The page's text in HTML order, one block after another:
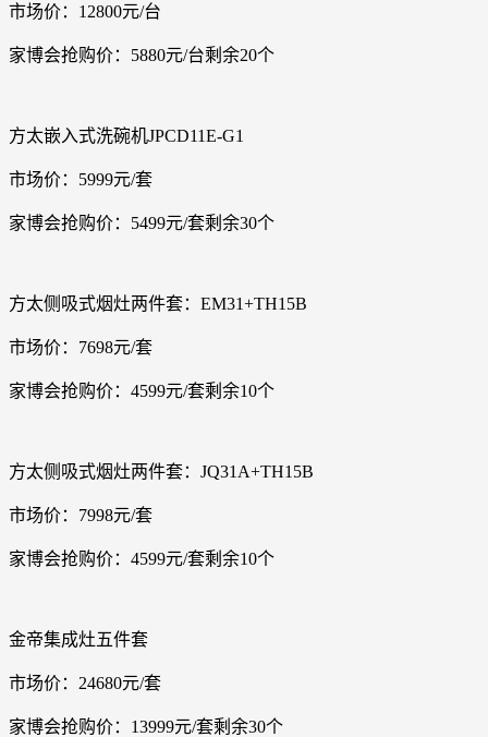
市场价：12800元/台
家博会抢购价：5880元/台剩余20个
方太嵌入式洗碗机JPCD11E-G1
市场价：5999元/套
家博会抢购价：5499元/套剩余30个
方太侧吸式烟灶两件套：EM31+TH15B
市场价：7698元/套
家博会抢购价：4599元/套剩余10个
方太侧吸式烟灶两件套：JQ31A+TH15B
市场价：7998元/套
家博会抢购价：4599元/套剩余10个
金帝集成灶五件套
市场价：24680元/套
家博会抢购价：13999元/套剩余30个